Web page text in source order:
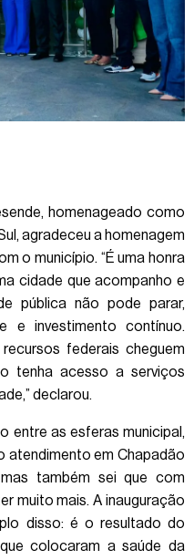
homenageado como
agradeceu a homenagem
o município. “É uma honra
cidade que acompanho e
pública não pode parar,
e investimento contínuo.
federais cheguem
tenha acesso a serviços
declarou.
entre as esferas municipal,
atendimento em Chapadão
também sei que com
muito mais. A inauguração
disso: é o resultado do
colocaram a saúde da